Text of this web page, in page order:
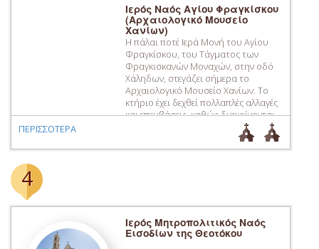
Ιερός Ναός Αγίου Φραγκίσκου
(Αρχαιολογικό Μουσείο
Χανίων)
Η πάλαι ποτέ Ιερά Μονή του Αγίου
Φραγκίσκου, του Τάγματος των
Φραγκισκανών Μοναχών, στην οδό
Χάληδων, στεγάζει σήμερα το
Αρχαιολογικό Μουσείο Χανίων. Το
κτήριο έχει δεχθεί πολλαπλές αλλαγές
και επεμβάσεις, καθώς διακρίνονται
διάφορες οικοδομικές φάσεις, με
επεκτάσεις, αλλά και αλλαγές στην
χρήση του. Κατά την Τουρκοκρατία
ΠΕΡΙΣΣΟΤΕΡΑ
4
Ιερός Μητροπολιτικός Ναός
Εισοδίων της Θεοτόκου